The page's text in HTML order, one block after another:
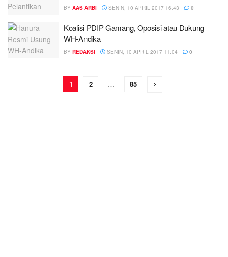
BY AAS ARBI SENIN, 10 APRIL 2017 16:43 0
Koalisi PDIP Gamang, Oposisi atau Dukung
WH-Andika
BY REDAKSI SENIN, 10 APRIL 2017 11:04 0
1 2 … 85